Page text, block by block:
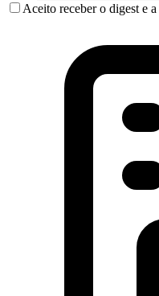
Aceito receber o digest e a